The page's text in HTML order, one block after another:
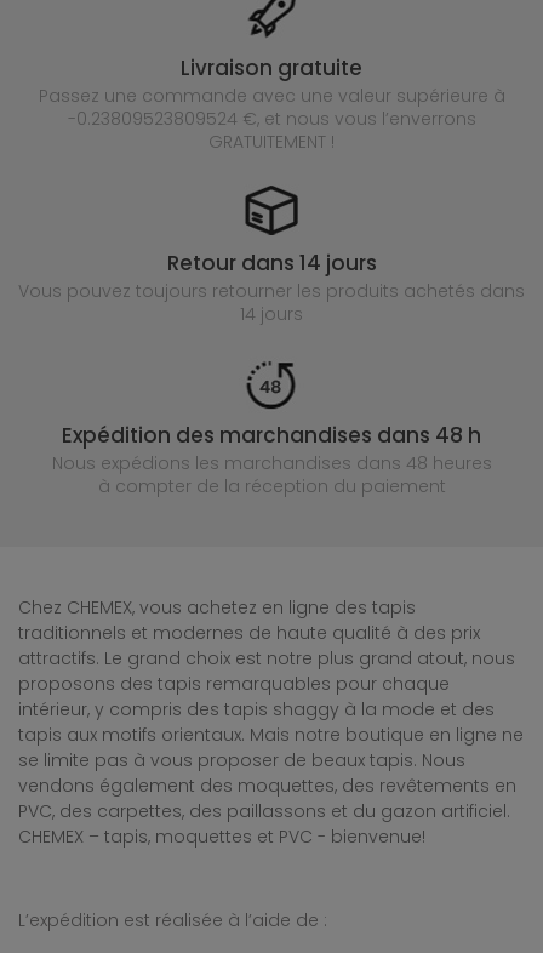
Livraison gratuite
Passez une commande avec une valeur supérieure à
-0.23809523809524 €, et nous vous l’enverrons
GRATUITEMENT !
Retour dans 14 jours
Vous pouvez toujours retourner les produits achetés dans
14 jours
Expédition des marchandises dans 48 h
Nous expédions les marchandises dans 48 heures
à compter de la réception du paiement
Chez CHEMEX, vous achetez en ligne des tapis
traditionnels et modernes de haute qualité à des prix
attractifs. Le grand choix est notre plus grand atout, nous
proposons des tapis remarquables pour chaque
intérieur, y compris des tapis shaggy à la mode et des
tapis aux motifs orientaux. Mais notre boutique en ligne ne
se limite pas à vous proposer de beaux tapis. Nous
vendons également des moquettes, des revêtements en
PVC, des carpettes, des paillassons et du gazon artificiel.
CHEMEX – tapis, moquettes et PVC - bienvenue!
L’expédition est réalisée à l’aide de :